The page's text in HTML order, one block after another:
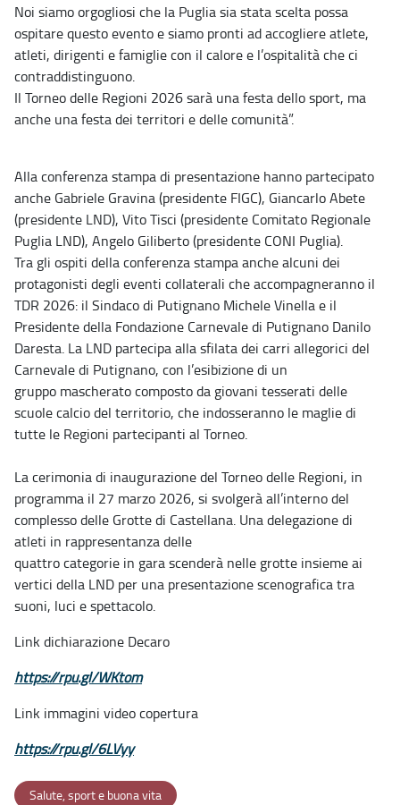
Noi siamo orgogliosi che la Puglia sia stata scelta possa
ospitare questo evento e siamo pronti ad accogliere atlete,
atleti, dirigenti e famiglie con il calore e l’ospitalità che ci
contraddistinguono.
Il Torneo delle Regioni 2026 sarà una festa dello sport, ma
anche una festa dei territori e delle comunità”.
Alla conferenza stampa di presentazione hanno partecipato
anche Gabriele Gravina (presidente FIGC), Giancarlo Abete
(presidente LND), Vito Tisci (presidente Comitato Regionale
Puglia LND), Angelo Giliberto (presidente CONI Puglia).
Tra gli ospiti della conferenza stampa anche alcuni dei
protagonisti degli eventi collaterali che accompagneranno il
TDR 2026: il Sindaco di Putignano Michele Vinella e il
Presidente della Fondazione Carnevale di Putignano Danilo
Daresta. La LND partecipa alla sfilata dei carri allegorici del
Carnevale di Putignano, con l’esibizione di un
gruppo mascherato composto da giovani tesserati delle
scuole calcio del territorio, che indosseranno le maglie di
tutte le Regioni partecipanti al Torneo.
La cerimonia di inaugurazione del Torneo delle Regioni, in
programma il 27 marzo 2026, si svolgerà all’interno del
complesso delle Grotte di Castellana. Una delegazione di
atleti in rappresentanza delle
quattro categorie in gara scenderà nelle grotte insieme ai
vertici della LND per una presentazione scenografica tra
suoni, luci e spettacolo.
Link dichiarazione Decaro
https://rpu.gl/WKtom
Link immagini video copertura
https://rpu.gl/6LVyy
Salute, sport e buona vita